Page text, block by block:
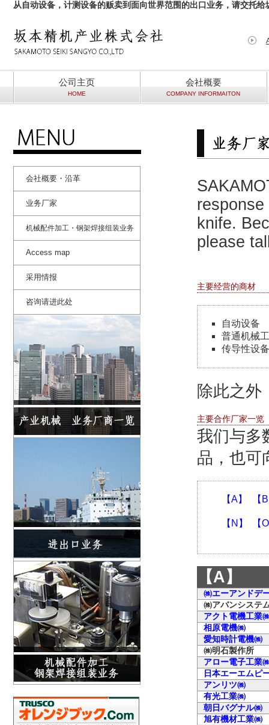
从自动设备，计测设备的贩卖到面向世界范围的出口业务，请交托
公司主页
HOME
会社概要
COMPANY INFORMAITON
会社概要・沿革
业务厂家
机械配件加工・钢架焊接组装业务
Access map
采用情报
咨询请进此处
knife.
please
主要经营的商材
自动设备
普通机械
传导性设备
除此之外
主要合作厂家一览
我们与多
品，也可
【A】 【
【N】 【
【A】
㈱エーアンドデ
㈱アバンシステ
アクト電機工業
相原電機㈱
愛知時計電機㈱
㈱明石製作所
アロー電子工業
日本エーエムピ
アンリツ㈱
有光工業㈱
朝日バグナル㈱
旭有機材工業㈱